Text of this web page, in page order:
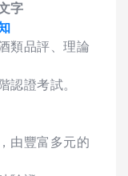
字
類品評、理論
認證考試。
由豐富多元的